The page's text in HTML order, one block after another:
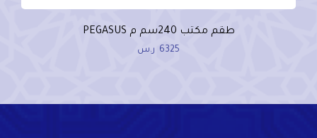
طقم مكتب 240سم م PEGASUS
6325 ر.س